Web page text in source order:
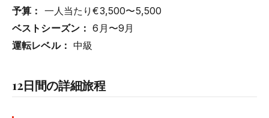
予算： 一人当たり€3,500〜5,500
ベストシーズン： 6月〜9月
運転レベル： 中級
12日間の詳細旅程